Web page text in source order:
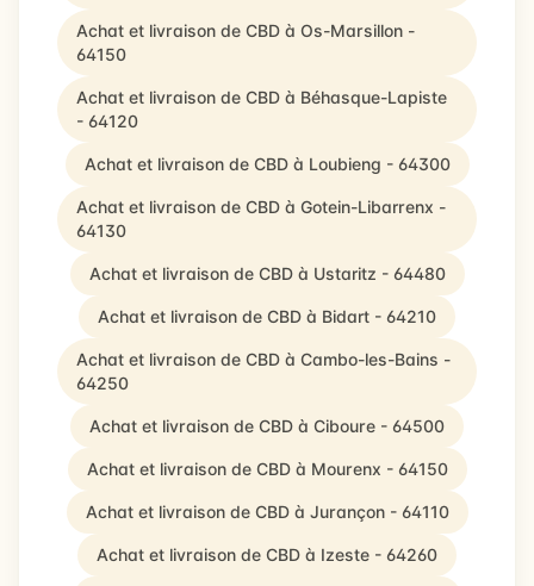
Achat et livraison de CBD à Os-Marsillon -
64150
Achat et livraison de CBD à Béhasque-Lapiste
- 64120
Achat et livraison de CBD à Loubieng - 64300
Achat et livraison de CBD à Gotein-Libarrenx -
64130
Achat et livraison de CBD à Ustaritz - 64480
Achat et livraison de CBD à Bidart - 64210
Achat et livraison de CBD à Cambo-les-Bains -
64250
Achat et livraison de CBD à Ciboure - 64500
Achat et livraison de CBD à Mourenx - 64150
Achat et livraison de CBD à Jurançon - 64110
Achat et livraison de CBD à Izeste - 64260